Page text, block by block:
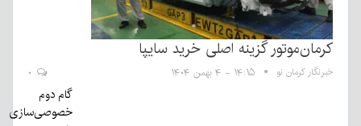
کرمان‌موتور گزینه اصلی خرید سایپا
خبرنگار کرمان نو ۱۴:۱۵ - ۴ بهمن ۱۴۰۴
گام دوم
خصوصی‌سازی